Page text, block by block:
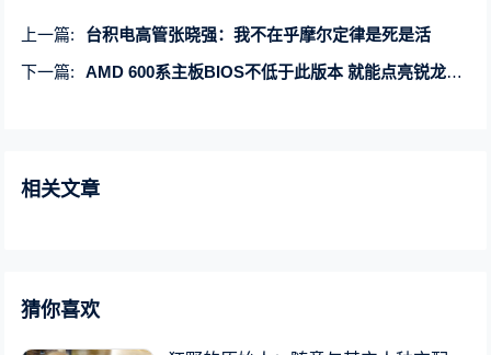
上一篇:
台积电高管张晓强：我不在乎摩尔定律是死是活
下一篇:
AMD 600系主板BIOS不低于此版本 就能点亮锐龙9000
相关文章
猜你喜欢